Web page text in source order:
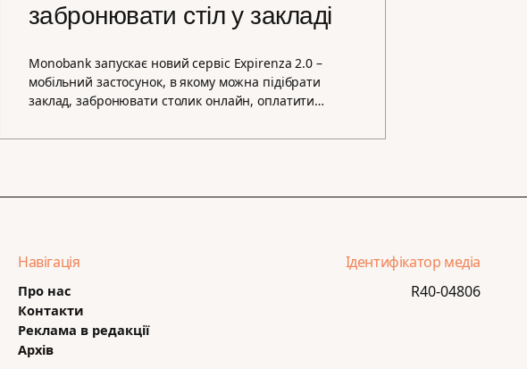
забронювати стіл у закладі
Monobank запускає новий сервіс Expirenza 2.0 –
мобільний застосунок, в якому можна підібрати
заклад, забронювати столик онлайн, оплатити…
Навігація
Про нас
Контакти
Реклама в редакції
Архів
Ідентифікатор медіа
R40-04806